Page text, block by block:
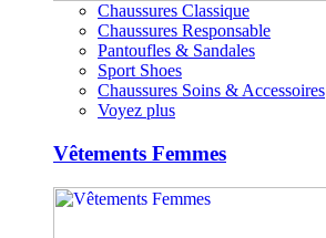
Chaussures Classique
Chaussures Responsable
Pantoufles & Sandales
Sport Shoes
Chaussures Soins & Accessoires
Voyez plus
Vêtements Femmes